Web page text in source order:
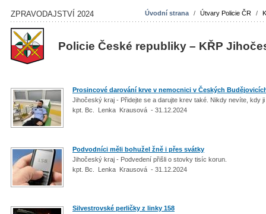
Úvodní strana / Útvary Policie ČR /
ZPRAVODAJSTVÍ 2024
Policie České republiky – KŘP
Prosincové darování krve v nemocnici v Českých
Jihočeský kraj - Přidejte se a darujte krev také. Nikdy nevíte, kdy
kpt. Bc. Lenka Krausová - 31.12.2024
Podvodníci měli bohužel žně i přes svátky
Jihočeský kraj - Podvedení přišli o stovky tisíc korun.
kpt. Bc. Lenka Krausová - 31.12.2024
Silvestrovské perličky z linky 158